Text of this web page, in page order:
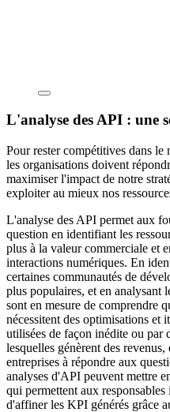
L'analyse des API : une
Pour rester compétitives dans
les organisations doivent
maximiser l'impact de notre
exploiter au mieux nos
L'analyse des API permet aux
question en identifiant les
plus à la valeur commerciale et
interactions numériques. En
certaines communautés de
plus populaires, et en analysant
sont en mesure de comprendre
nécessitent des optimisations et
utilisées de façon inédite ou par
lesquelles génèrent des
entreprises à répondre aux
analyses d'API peuvent mettre
qui permettent aux
d'affiner les KPI générés grâce